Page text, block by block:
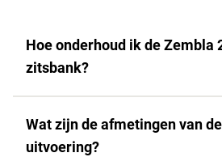
Hoe onderhoud ik de Zembla
zitsbank?
Wat zijn de afmetingen van
uitvoering?